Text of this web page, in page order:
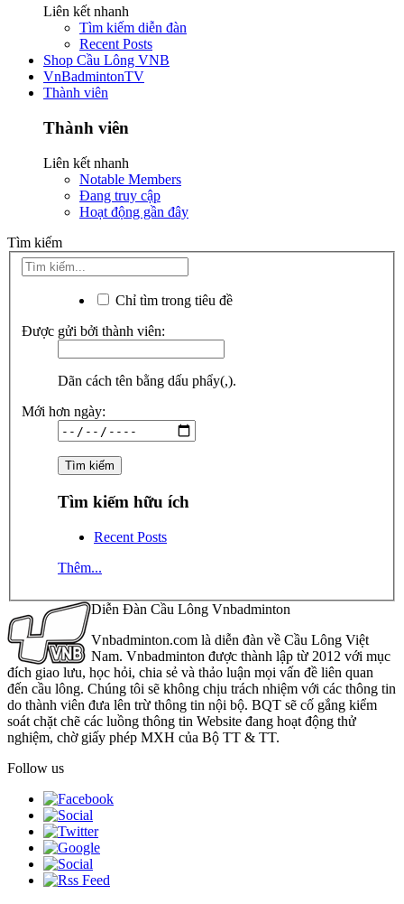
Liên kết nhanh
Tìm kiếm diễn đàn
Recent Posts
Shop Cầu Lông VNB
VnBadmintonTV
Thành viên
Thành viên
Liên kết nhanh
Notable Members
Đang truy cập
Hoạt động gần đây
Tìm kiếm
Chỉ tìm trong tiêu đề
Được gửi bởi thành viên:
Dãn cách tên bằng dấu phẩy(,).
Mới hơn ngày:
Tìm kiếm hữu ích
Recent Posts
Thêm...
Diễn Đàn Cầu Lông Vnbadminton
Vnbadminton.com là diễn đàn về Cầu Lông Việt
Nam. Vnbadminton được thành lập từ 2012 với mục
đích giao lưu, học hỏi, chia sẻ và thảo luận mọi vấn đề liên quan
đến cầu lông. Chúng tôi sẽ không chịu trách nhiệm với các thông tin
do thành viên đưa lên trừ thông tin nội bộ. BQT sẽ cố gắng kiểm
soát chặt chẽ các luồng thông tin Website đang hoạt động thử
nghiệm, chờ giấy phép MXH của Bộ TT & TT.
Follow us